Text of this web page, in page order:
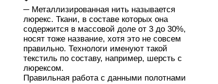
─ Металлизированная нить называется
люрекс. Ткани, в составе которых она
содержится в массовой доле от 3 до 30%,
носят тоже название, хотя это не совсем
правильно. Технологи именуют такой
текстиль по составу, например, шерсть с
люрексом.
Правильная работа с данными полотнами